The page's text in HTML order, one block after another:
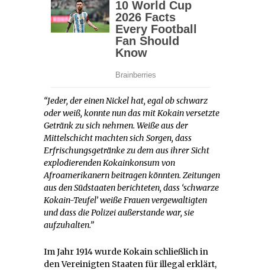
“Jeder, der einen Nickel hat, egal ob schwarz
oder weiß, konnte nun das mit Kokain versetzte
Getränk zu sich nehmen. Weiße aus der
Mittelschicht machten sich Sorgen, dass
Erfrischungsgetränke zu dem aus ihrer Sicht
explodierenden Kokainkonsum von
Afroamerikanern beitragen könnten. Zeitungen
aus den Südstaaten berichteten, dass ‘schwarze
Kokain-Teufel’ weiße Frauen vergewaltigten
und dass die Polizei außerstande war, sie
aufzuhalten.”
Im Jahr 1914 wurde Kokain schließlich in
den Vereinigten Staaten für illegal erklärt,